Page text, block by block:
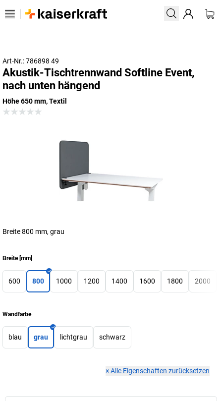
Art-Nr.: 786898 49
Akustik-Tischtrennwand Softline Event,
nach unten hängend
Höhe 650 mm, Textil
Breite 800 mm, grau
Breite[mm]
600 800 1000 1200 1400 1600 1800 2000
Wandfarbe
blau grau lichtgrau schwarz
×Alle Eigenschaften zurücksetzen